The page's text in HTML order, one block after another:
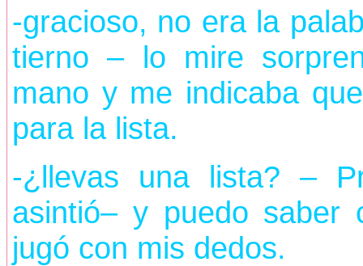
-gracioso, no era la
tierno – lo mire
mano y me indicaba
para la lista.
-¿llevas una lista? –
asintió– y puedo saber
jugó con mis dedos.